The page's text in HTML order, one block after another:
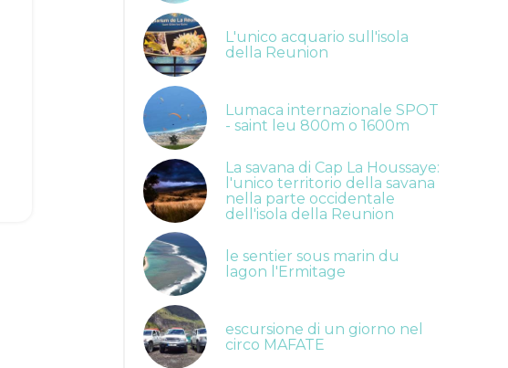
L'unico acquario sull'isola
della Reunion
Lumaca internazionale SPOT
- saint leu 800m o 1600m
La savana di Cap La Houssaye:
l'unico territorio della savana
nella parte occidentale
dell'isola della Reunion
le sentier sous marin du
lagon l'Ermitage
escursione di un giorno nel
circo MAFATE